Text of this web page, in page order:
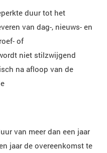
duur tot het
van dag-, nieuws- en
of
niet stilzwijgend
na afloop van de
van meer dan een jaar
jaar de overeenkomst te